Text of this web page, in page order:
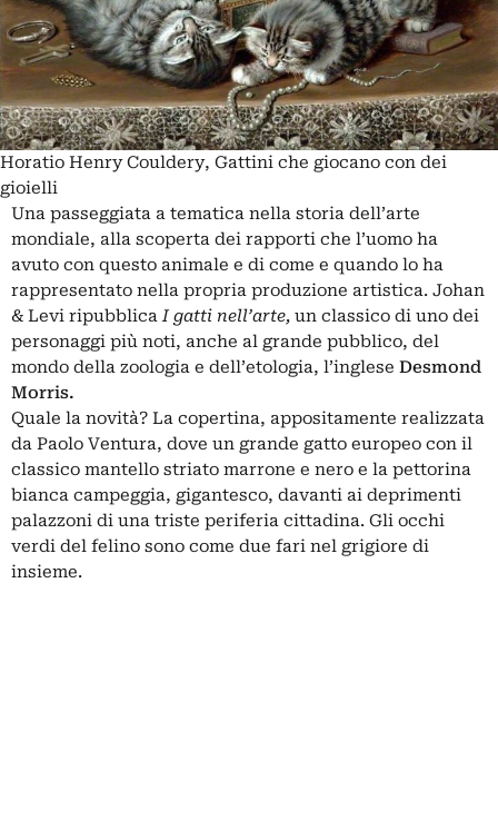
Horatio Henry Couldery, Gattini che giocano con dei
gioielli
Una passeggiata a tematica nella storia dell’arte
mondiale, alla scoperta dei rapporti che l’uomo ha
avuto con questo animale e di come e quando lo ha
rappresentato nella propria produzione artistica. Johan
& Levi ripubblicaI gatti nell’arte, un classico di uno dei
personaggi più noti, anche al grande pubblico, del
mondo della zoologia e dell’etologia, l’inglese Desmond
Morris.
Quale la novità? La copertina, appositamente realizzata
da Paolo Ventura, dove un grande gatto europeo con il
classico mantello striato marrone e nero e la pettorina
bianca campeggia, gigantesco, davanti ai deprimenti
palazzoni di una triste periferia cittadina. Gli occhi
verdi del felino sono come due fari nel grigiore di
insieme.